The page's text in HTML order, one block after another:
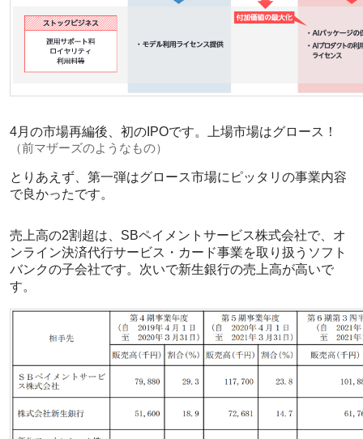
4月の市場再編後、初のIPOです。上場市場はグロース！
（前マザーズのようなもの）
とりあえず、第一弾はグロース市場にピッタリの事業内容
で良かったです。
売上高の2割超は、SBペイメントサービス株式会社で、オ
ンライン決済代行サービス・カード事業を取り扱うソフト
バンクの子会社です。次いで新生銀行の売上高が高いで
す。